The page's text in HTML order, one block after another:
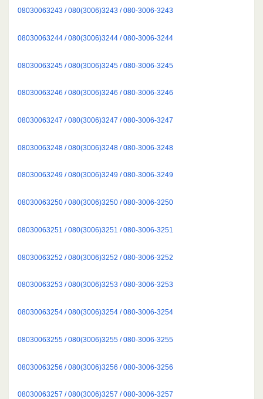
08030063243 / 080(3006)3243 / 080-3006-3243
08030063244 / 080(3006)3244 / 080-3006-3244
08030063245 / 080(3006)3245 / 080-3006-3245
08030063246 / 080(3006)3246 / 080-3006-3246
08030063247 / 080(3006)3247 / 080-3006-3247
08030063248 / 080(3006)3248 / 080-3006-3248
08030063249 / 080(3006)3249 / 080-3006-3249
08030063250 / 080(3006)3250 / 080-3006-3250
08030063251 / 080(3006)3251 / 080-3006-3251
08030063252 / 080(3006)3252 / 080-3006-3252
08030063253 / 080(3006)3253 / 080-3006-3253
08030063254 / 080(3006)3254 / 080-3006-3254
08030063255 / 080(3006)3255 / 080-3006-3255
08030063256 / 080(3006)3256 / 080-3006-3256
08030063257 / 080(3006)3257 / 080-3006-3257